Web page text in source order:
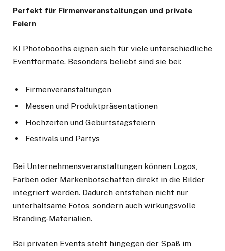
Perfekt für Firmenveranstaltungen und private
Feiern
KI Photobooths eignen sich für viele unterschiedliche
Eventformate. Besonders beliebt sind sie bei:
Firmenveranstaltungen
Messen und Produktpräsentationen
Hochzeiten und Geburtstagsfeiern
Festivals und Partys
Bei Unternehmensveranstaltungen können Logos,
Farben oder Markenbotschaften direkt in die Bilder
integriert werden. Dadurch entstehen nicht nur
unterhaltsame Fotos, sondern auch wirkungsvolle
Branding-Materialien.
Bei privaten Events steht hingegen der Spaß im